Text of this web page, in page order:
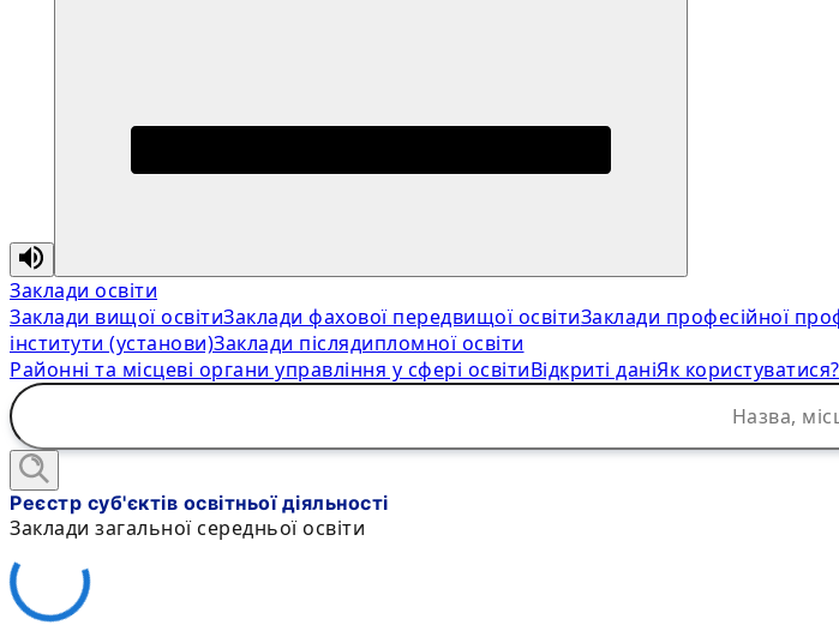
Заклади освіти
Заклади вищої освітиЗаклади фахової передвищої освітиЗаклади професійної
інститути (установи)Заклади післядипломної освіти
Районні та місцеві органи управління у сфері освітиВідкриті даніЯк користуватися?
Реєстр суб'єктів освітньої діяльності
Заклади загальної середньої освіти